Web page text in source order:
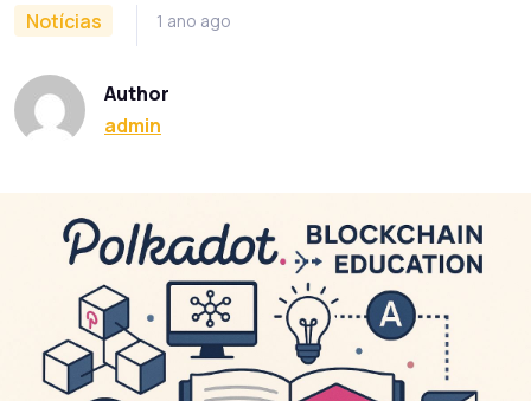
Notícias 1 ano ago
Author
admin